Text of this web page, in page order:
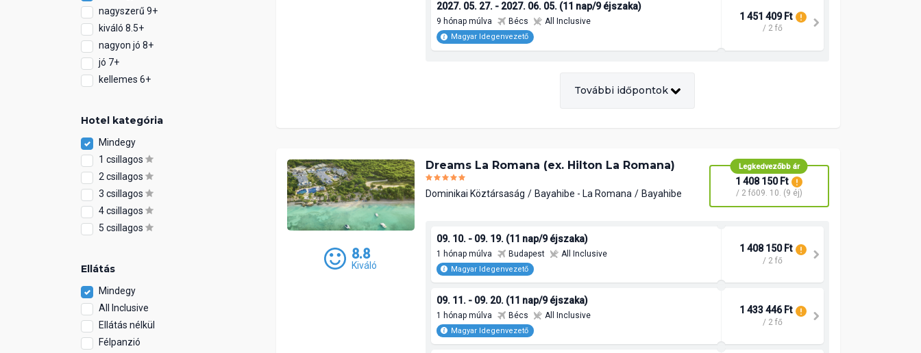
nagyszerű 9+
kiváló 8.5+
nagyon jó 8+
jó 7+
kellemes 6+
Hotel kategória
Mindegy
1 csillagos
2 csillagos
3 csillagos
4 csillagos
5 csillagos
Ellátás
Mindegy
All Inclusive
Ellátás nélkül
Félpanzió
2027. 05. 27. - 2027. 06. 05. (11 nap/9 éjszaka)
9 hónap múlva Bécs All Inclusive
Magyar Idegenvezető
1 451 409 Ft
/ 2 fő
További időpontok
8.8
Kiváló
Dreams La Romana (ex. Hilton La Romana)
Dominikai Köztársaság Bayahibe - La Romana Bayahibe
Legkedvezőbb ár
1 408 150 Ft
/ 2 fő09. 10. (9 éj)
09. 10. - 09. 19. (11 nap/9 éjszaka)
1 hónap múlva Budapest All Inclusive
Magyar Idegenvezető
1 408 150 Ft
/ 2 fő
09. 11. - 09. 20. (11 nap/9 éjszaka)
1 hónap múlva Bécs All Inclusive
Magyar Idegenvezető
1 433 446 Ft
/ 2 fő